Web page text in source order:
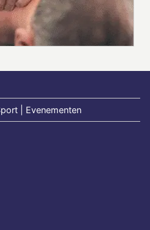
| Evenementen